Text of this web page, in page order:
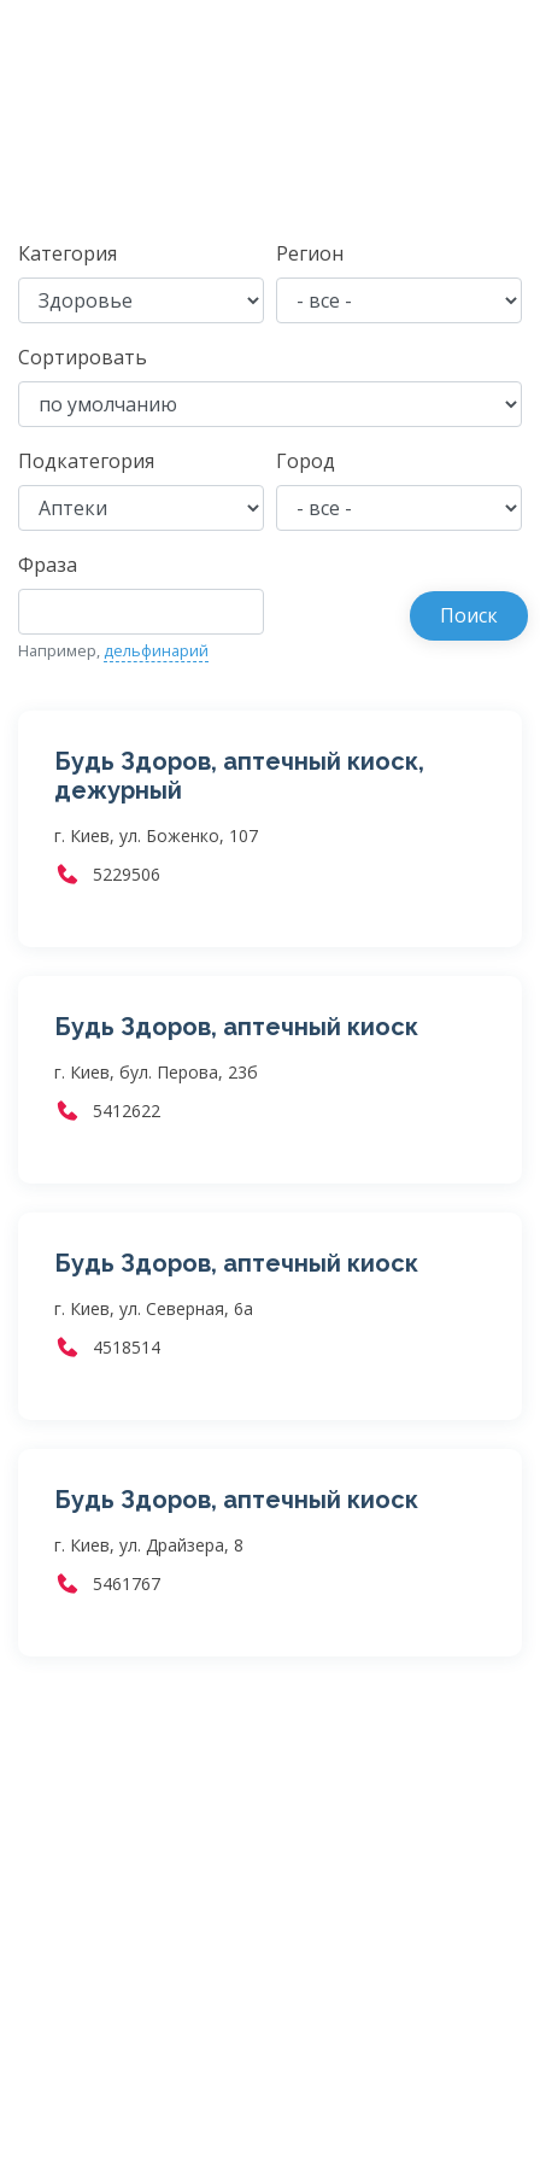
Категория Регион
Сортировать
Подкатегория Город
Фраза
Например, дельфинарий
Будь Здоров, аптечный киоск,
дежурный
г. Киев, ул. Боженко, 107
5229506
Будь Здоров, аптечный киоск
г. Киев, бул. Перова, 23б
5412622
Будь Здоров, аптечный киоск
г. Киев, ул. Северная, 6а
4518514
Будь Здоров, аптечный киоск
г. Киев, ул. Драйзера, 8
5461767